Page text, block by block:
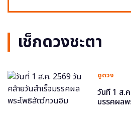
เช็กดวงชะตา
ดูดวง
วันที่ 1 ส.
มรรคผล